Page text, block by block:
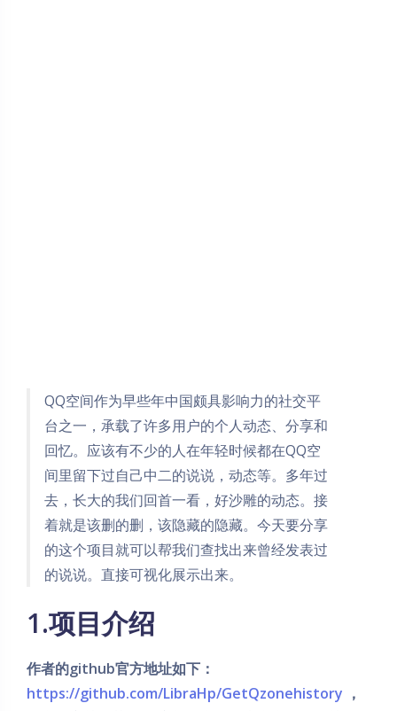
QQ空间作为早些年中国颇具影响力的社交平
台之一，承载了许多用户的个人动态、分享和
回忆。应该有不少的人在年轻时候都在QQ空
间里留下过自己中二的说说，动态等。多年过
去，长大的我们回首一看，好沙雕的动态。接
着就是该删的删，该隐藏的隐藏。今天要分享
的这个项目就可以帮我们查找出来曾经发表过
的说说。直接可视化展示出来。
1.项目介绍
作者的github官方地址如下：
https://github.com/LibraHp/GetQzonehistory ，